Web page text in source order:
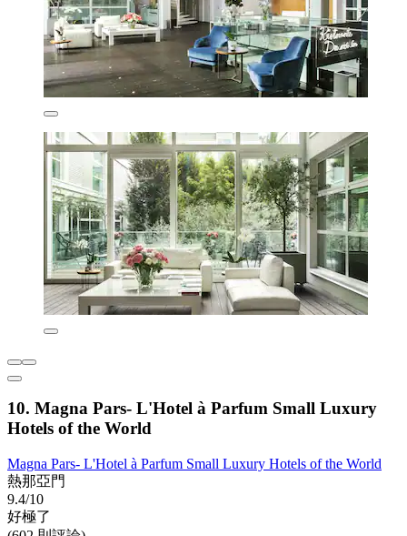
10. Magna Pars- L'Hotel à Parfum Small Luxury
Hotels of the World
Magna Pars- L'Hotel à Parfum Small Luxury Hotels of the World
熱那亞門
9.4/10
好極了